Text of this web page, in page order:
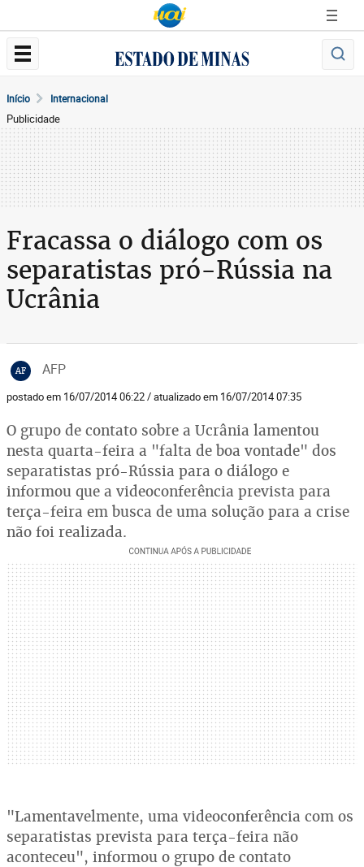
Início Internacional
Publicidade
Fracassa o diálogo com os
separatistas pró-Rússia na
Ucrânia
AF AFP
postado em 16/07/2014 06:22 / atualizado em 16/07/2014 07:35
O grupo de contato sobre a Ucrânia lamentou
nesta quarta-feira a "falta de boa vontade" dos
separatistas pró-Rússia para o diálogo e
informou que a videoconferência prevista para
terça-feira em busca de uma solução para a crise
não foi realizada.
"Lamentavelmente, uma videoconferência com os
separatistas prevista para terça-feira não
aconteceu", informou o grupo de contato